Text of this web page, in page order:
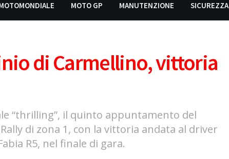
MOTO GP MANUTENZIONE SICUREZZA
di Carmellino, vittoria
“thrilling”, il quinto appuntamento del
di zona 1, con la vittoria andata al driver
R5, nel finale di gara.